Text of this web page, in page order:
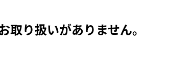
り扱いがありません。